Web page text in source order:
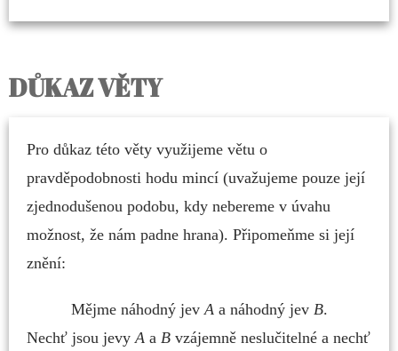
DŮKAZ VĚTY
Pro důkaz této věty využijeme větu o
pravděpodobnosti hodu mincí (uvažujeme pouze její
zjednodušenou podobu, kdy nebereme v úvahu
možnost, že nám padne hrana). Připomeňme si její
znění:
Mějme náhodný jev A a náhodný jev B.
Nechť jsou jevy A a B vzájemně neslučitelné a nechť